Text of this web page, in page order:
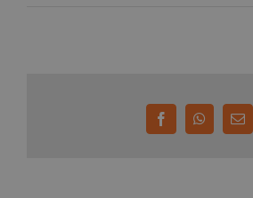
FacebookWhatsApp
E-